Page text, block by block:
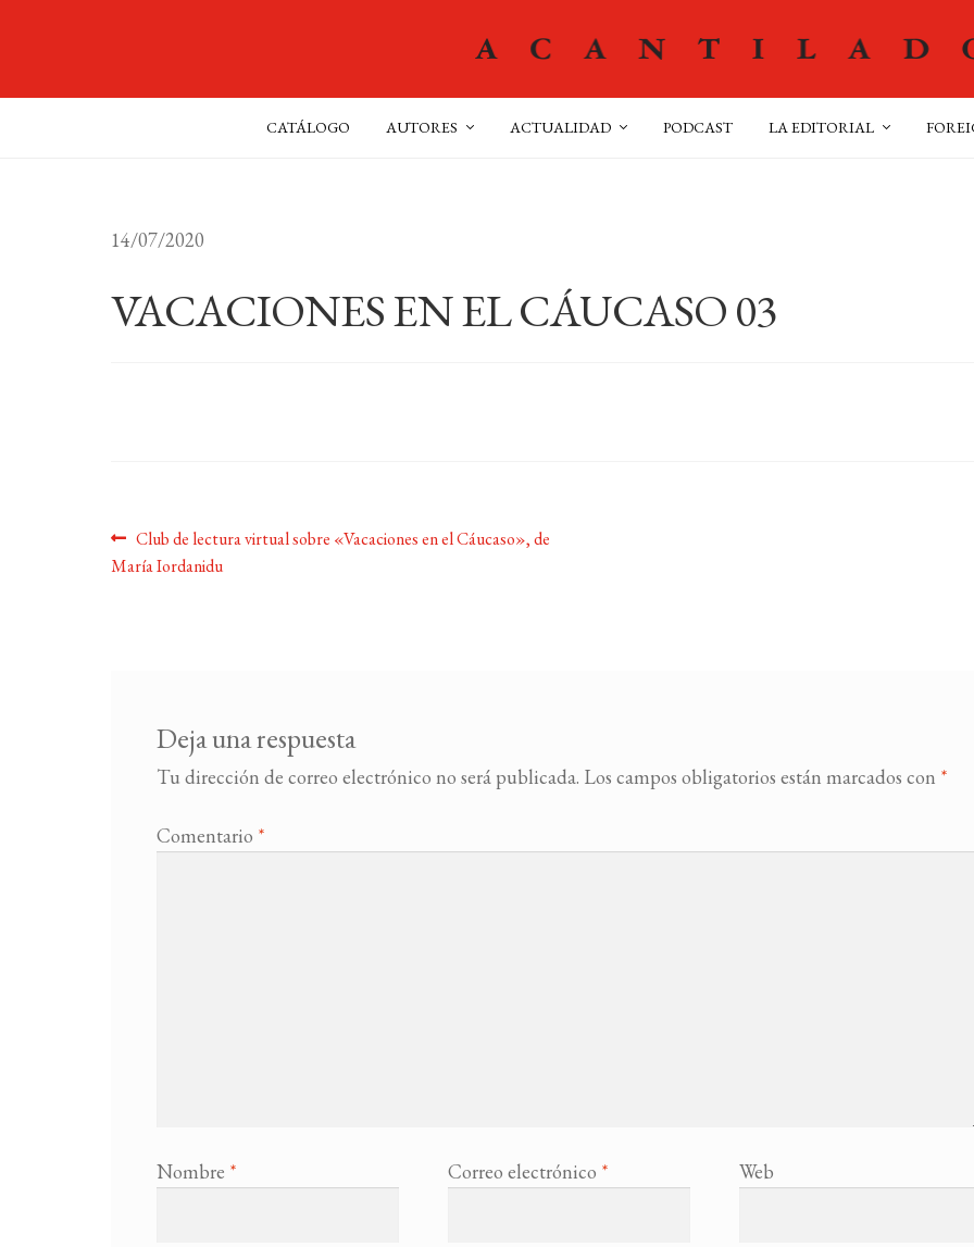
CATÁLOGO AUTORES ACTUALIDAD PODCAST LA EDITORIAL
14/07/2020
VACACIONES EN EL CÁUCASO 03
Navegación
de
Anterior:
Club de lectura virtual sobre «Vacaciones en el Cáucaso», de
María Iordanidu
Deja una respuesta
Tu dirección de correo electrónico no será publicada. Los campos obligatorios están marcados con *
Comentario *
Nombre * Correo electrónico * Web